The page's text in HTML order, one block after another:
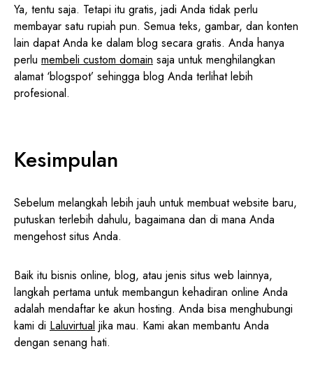
Ya, tentu saja. Tetapi itu gratis, jadi Anda tidak perlu
membayar satu rupiah pun. Semua teks, gambar, dan konten
lain dapat Anda ke dalam blog secara gratis. Anda hanya
perlu membeli custom domain saja untuk menghilangkan
alamat ‘blogspot’ sehingga blog Anda terlihat lebih
profesional.
Kesimpulan
Sebelum melangkah lebih jauh untuk membuat website baru,
putuskan terlebih dahulu, bagaimana dan di mana Anda
mengehost situs Anda.
Baik itu bisnis online, blog, atau jenis situs web lainnya,
langkah pertama untuk membangun kehadiran online Anda
adalah mendaftar ke akun hosting. Anda bisa menghubungi
kami di Laluvirtual jika mau. Kami akan membantu Anda
dengan senang hati.